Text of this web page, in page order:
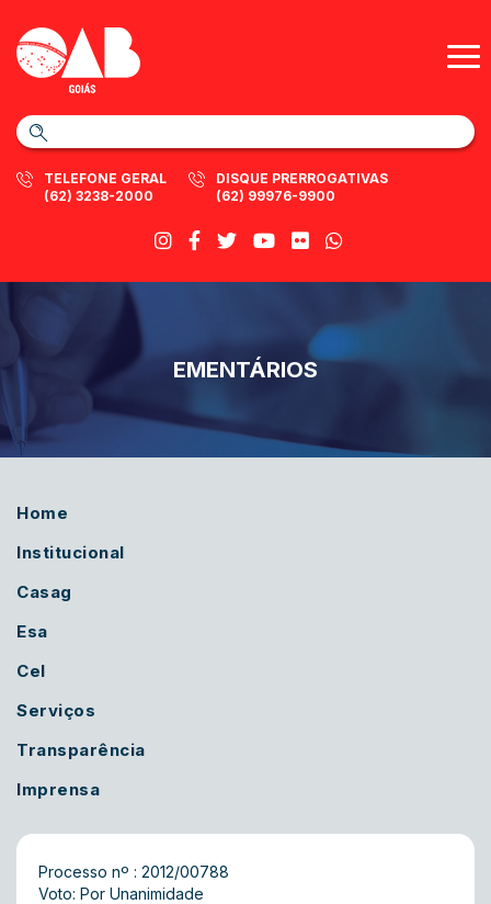
TELEFONE GERAL
(62) 3238-2000
DISQUE PRERROGATIVAS
(62) 99976-9900
EMENTÁRIOS
Home
Institucional
Casag
Esa
Cel
Serviços
Transparência
Imprensa
Processo nº : 2012/00788
Voto: Por Unanimidade